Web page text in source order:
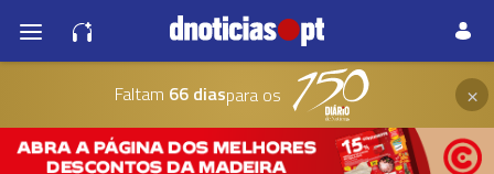
Faltam 66 diaspara os ×